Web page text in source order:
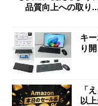
品質向上への取り...
キ
り
「
以